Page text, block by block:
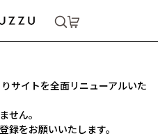
サイトを全面リニューアルいた
せん。
録をお願いいたします。